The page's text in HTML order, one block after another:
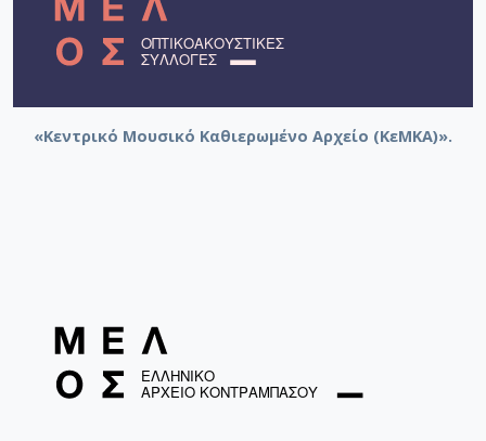
«Κεντρικό Μουσικό Καθιερωμένο Αρχείο (ΚεΜΚΑ)».